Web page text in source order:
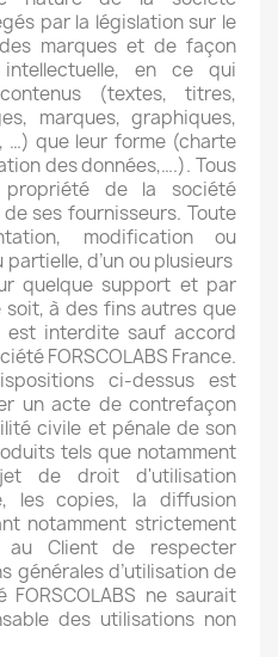
par la législation sur le
marques et de façon
en ce qui
(textes, titres,
marques, graphiques,
…) que leur forme (charte
des données,….). Tous
de la société
de ses fournisseurs. Toute
modification ou
d’un ou plusieurs
quelque support et par
à des fins autres que
est interdite sauf accord
FORSCOLABS France.
ci-dessus est
un acte de contrefaçon
civile et pénale de son
tels que notamment
de droit d'utilisation
les copies, la diffusion
notamment strictement
Client de respecter
générales d’utilisation de
ne saurait
des utilisations non